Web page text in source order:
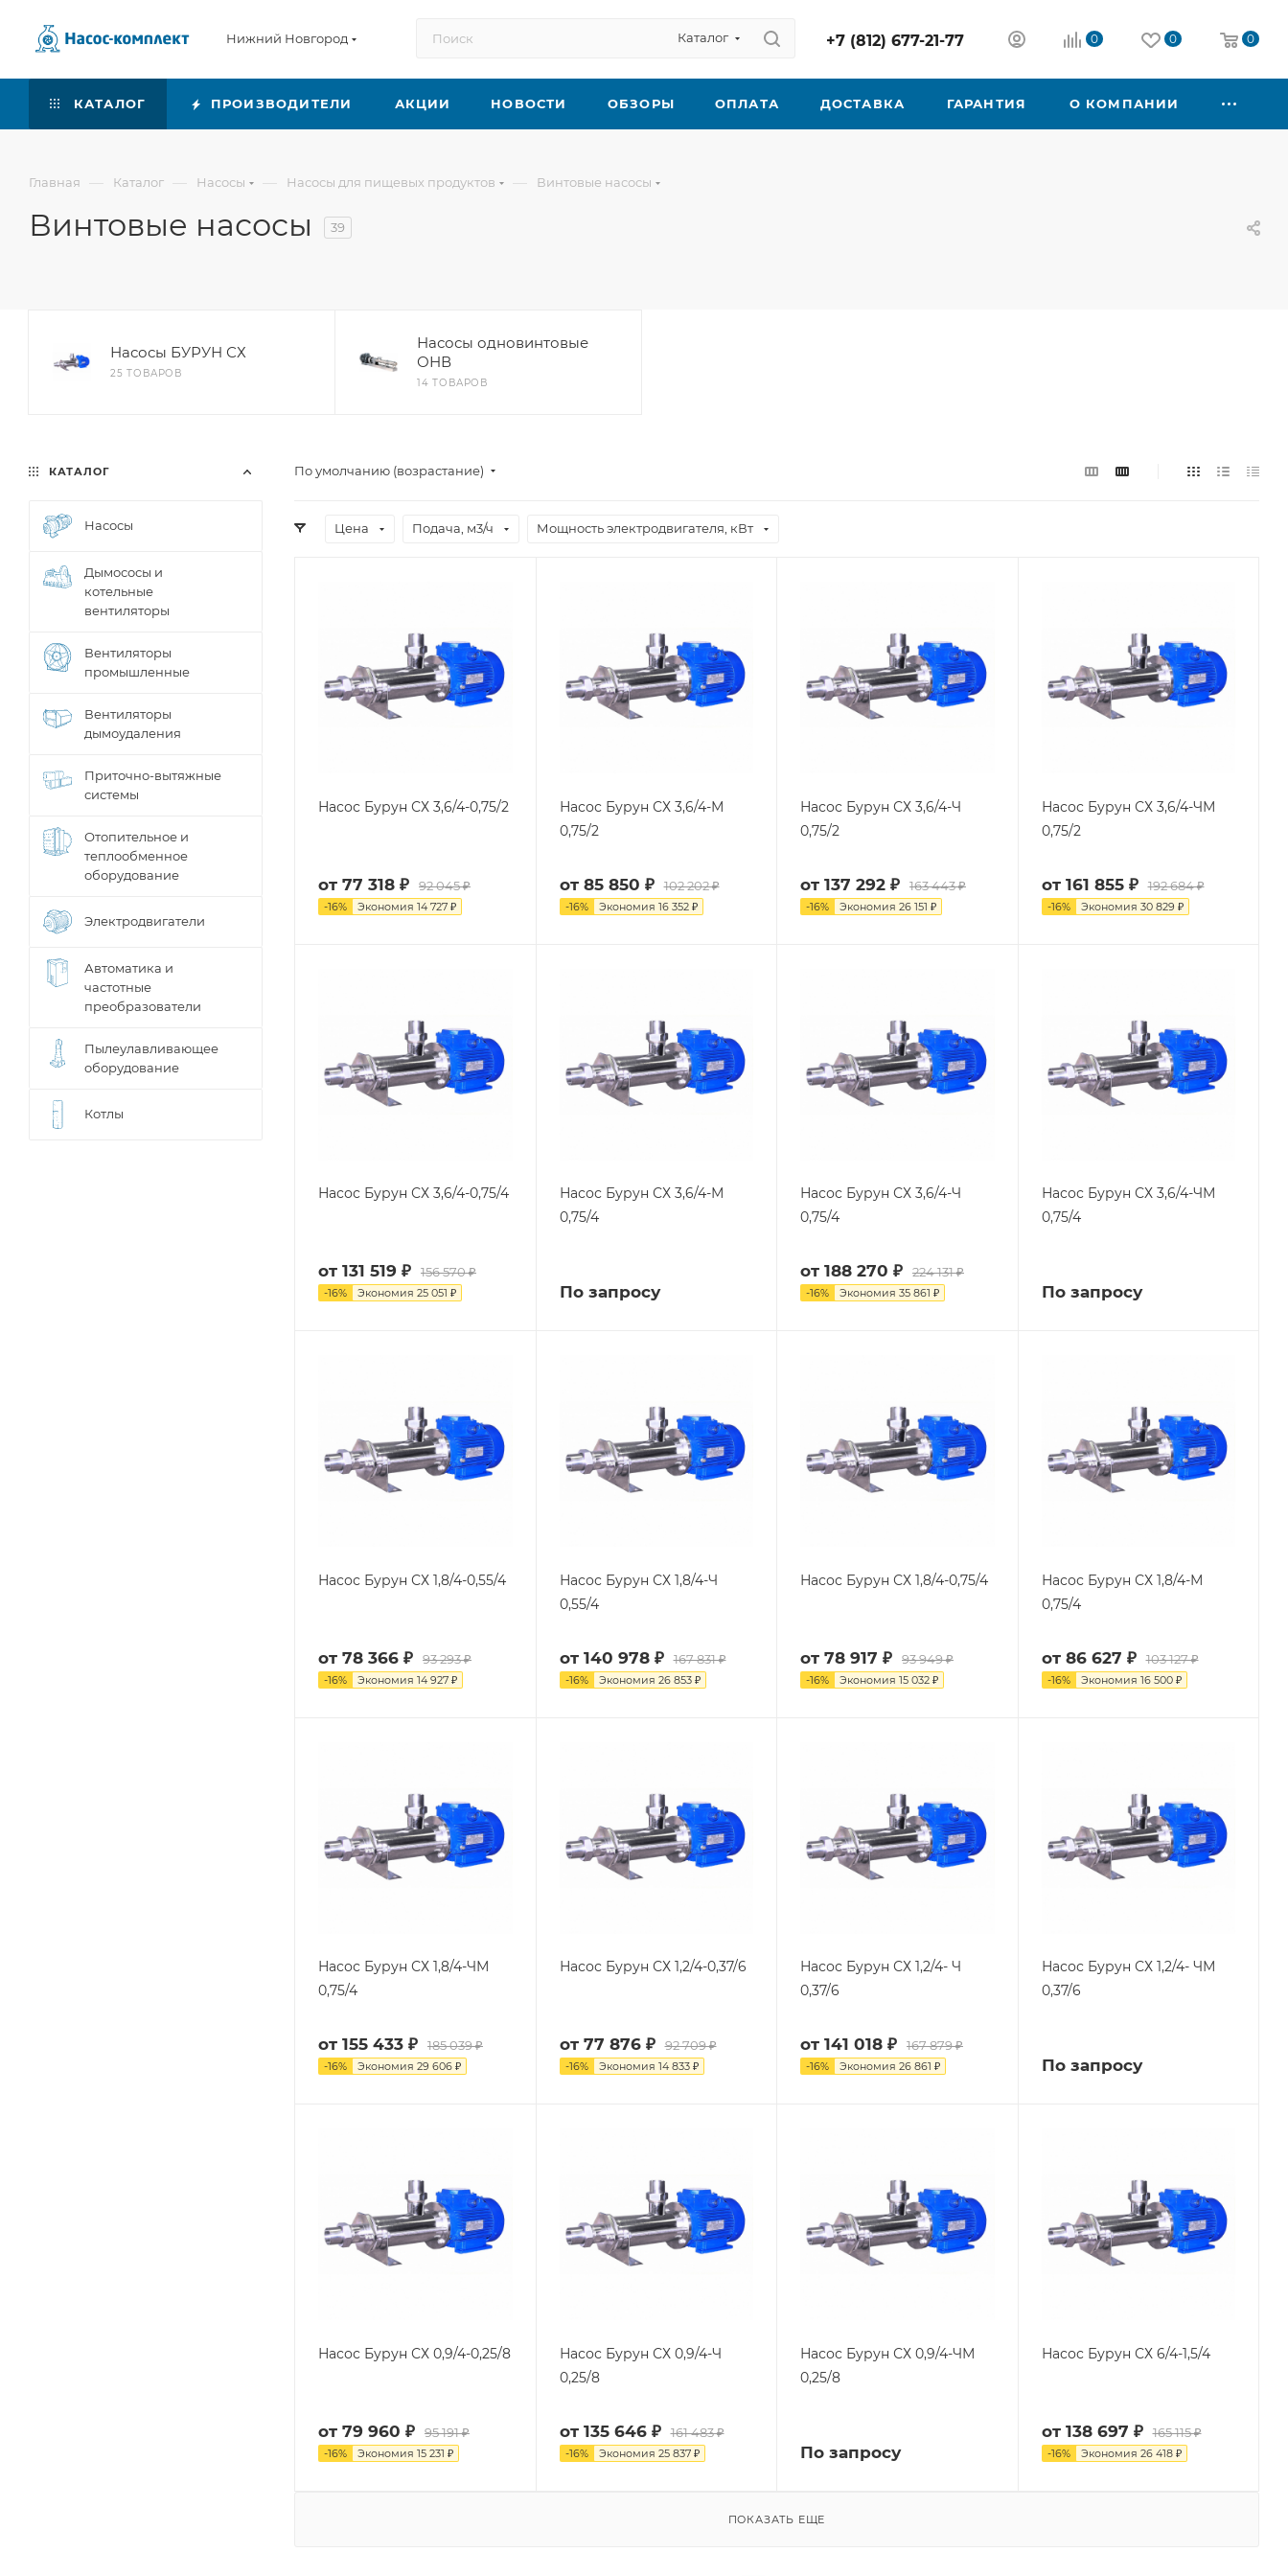
Нижний Новгород Каталог +7 (812) 677-21-77 0 0 0
КАТАЛОГ ПРОИЗВОДИТЕЛИ АКЦИИ НОВОСТИ ОБЗОРЫ ОПЛАТА ДОСТАВКА ГАРАНТИЯ О КОМПАНИИ
Главная — Каталог — Насосы — Насосы для пищевых продуктов — Винтовые насосы
Винтовые насосы 39
Насосы БУРУН СХ
25 ТОВАРОВ
Насосы одновинтовые
ОНВ
14 ТОВАРОВ
По умолчанию (возрастание)
Цена Подача, м3/ч Мощность электродвигателя, кВт
Насос Бурун СХ 3,6/4-0,75/2
от 77 318 ₽ 92 045 ₽
-16% Экономия 14 727 ₽
Насос Бурун СХ 3,6/4-М
0,75/2
от 85 850 ₽ 102 202 ₽
-16% Экономия 16 352 ₽
Насос Бурун СХ 3,6/4-Ч
0,75/2
от 137 292 ₽ 163 443 ₽
-16% Экономия 26 151 ₽
Насос Бурун СХ 3,6/4-ЧМ
0,75/2
от 161 855 ₽ 192 684 ₽
-16% Экономия 30 829 ₽
Насос Бурун СХ 3,6/4-0,75/4
от 131 519 ₽ 156 570 ₽
-16% Экономия 25 051 ₽
Насос Бурун СХ 3,6/4-М
0,75/4
По запросу
Насос Бурун СХ 3,6/4-Ч
0,75/4
от 188 270 ₽ 224 131 ₽
-16% Экономия 35 861 ₽
Насос Бурун СХ 3,6/4-ЧМ
0,75/4
По запросу
Насос Бурун СХ 1,8/4-0,55/4
от 78 366 ₽ 93 293 ₽
-16% Экономия 14 927 ₽
Насос Бурун СХ 1,8/4-Ч
0,55/4
от 140 978 ₽ 167 831 ₽
-16% Экономия 26 853 ₽
Насос Бурун СХ 1,8/4-0,75/4
от 78 917 ₽ 93 949 ₽
-16% Экономия 15 032 ₽
Насос Бурун СХ 1,8/4-М
0,75/4
от 86 627 ₽ 103 127 ₽
-16% Экономия 16 500 ₽
Насос Бурун СХ 1,8/4-ЧМ
0,75/4
от 155 433 ₽ 185 039 ₽
-16% Экономия 29 606 ₽
Насос Бурун СХ 1,2/4-0,37/6
от 77 876 ₽ 92 709 ₽
-16% Экономия 14 833 ₽
Насос Бурун СХ 1,2/4- Ч
0,37/6
от 141 018 ₽ 167 879 ₽
-16% Экономия 26 861 ₽
Насос Бурун СХ 1,2/4- ЧМ
0,37/6
По запросу
Насос Бурун СХ 0,9/4-0,25/8
от 79 960 ₽ 95 191 ₽
-16% Экономия 15 231 ₽
Насос Бурун СХ 0,9/4-Ч
0,25/8
от 135 646 ₽ 161 483 ₽
-16% Экономия 25 837 ₽
Насос Бурун СХ 0,9/4-ЧМ
0,25/8
По запросу
Насос Бурун СХ 6/4-1,5/4
от 138 697 ₽ 165 115 ₽
-16% Экономия 26 418 ₽
ПОКАЗАТЬ ЕЩЕ
КАТАЛОГ
Насосы
Дымососы и
котельные
вентиляторы
Вентиляторы
промышленные
Вентиляторы
дымоудаления
Приточно-вытяжные
системы
Отопительное и
теплообменное
оборудование
Электродвигатели
Автоматика и
частотные
преобразователи
Пылеулавливающее
оборудование
Котлы